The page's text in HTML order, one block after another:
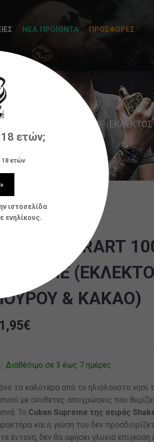
ΝΕΑ ΠΡΟΪΟΝΤΑ
ΠΡΟΣΦΟΡΕΣ
100ML – CUBAN SUPREME
BY FLAVOURART
SUPREME
& ΚΑΚΑΟ)
€
Διαθέσιμο σε 3 έως 7 ημέρες
τα καλύτερα από το ηλιόλουστο νησί
με σύνθετες αποχρώσεις που
Το Cuban Supreme της σειράς
και η γεύση του δεν
έντονη, δεν θα αφήσει γλυκιά
ετών;
18 ετών
ιστοσελίδα
ενηλίκους.